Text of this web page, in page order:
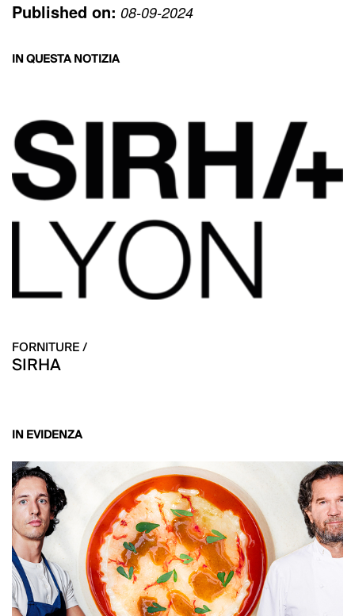
Published on: 08-09-2024
IN QUESTA NOTIZIA
FORNITURE /
SIRHA
IN EVIDENZA